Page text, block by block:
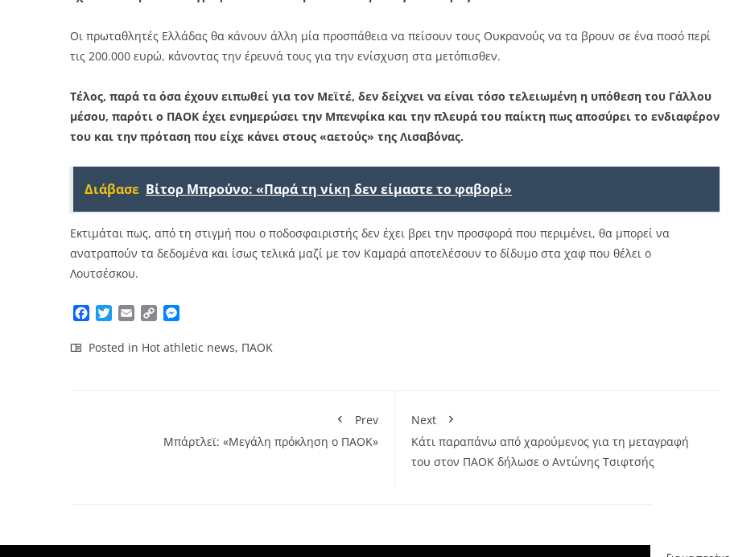
Οι πρωταθλητές Ελλάδας θα κάνουν άλλη μία προσπάθεια να πείσουν τους Ουκρανούς να τα βρουν σε ένα ποσό περί
τις 200.000 ευρώ, κάνοντας την έρευνά τους για την ενίσχυση στα μετόπισθεν.
Τέλος, παρά τα όσα έχουν ειπωθεί για τον Μεϊτέ, δεν δείχνει να είναι τόσο τελειωμένη η υπόθεση του Γάλλου
μέσου, παρότι ο ΠΑΟΚ έχει ενημερώσει την Μπενφίκα και την πλευρά του παίκτη πως αποσύρει το ενδιαφέρον
του και την πρόταση που είχε κάνει στους «αετούς» της Λισαβόνας.
Διάβασε Βίτορ Μπρούνο: «Παρά τη νίκη δεν είμαστε το φαβορί»
Εκτιμάται πως, από τη στιγμή που ο ποδοσφαιριστής δεν έχει βρει την προσφορά που περιμένει, θα μπορεί να
ανατραπούν τα δεδομένα και ίσως τελικά μαζί με τον Καμαρά αποτελέσουν το δίδυμο στα χαφ που θέλει ο
Λουτσέσκου.
Facebook
TwitterEmailCopy
Posted in Hot athletic news, ΠΑΟΚ
Prev
Μπάρτλεϊ: «Μεγάλη πρόκληση ο ΠΑΟΚ»
Next
Κάτι παραπάνω από χαρούμενος για τη μεταγραφή
του στον ΠΑΟΚ δήλωσε ο Αντώνης Τσιφτσής